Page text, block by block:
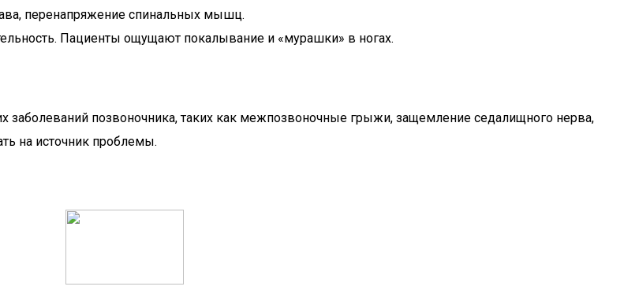
перенапряжение спинальных мышц.
Пациенты ощущают покалывание и «мурашки» в ногах.
заболеваний позвоночника, таких как межпозвоночные грыжи, защемление седалищного нерва,
на источник проблемы.